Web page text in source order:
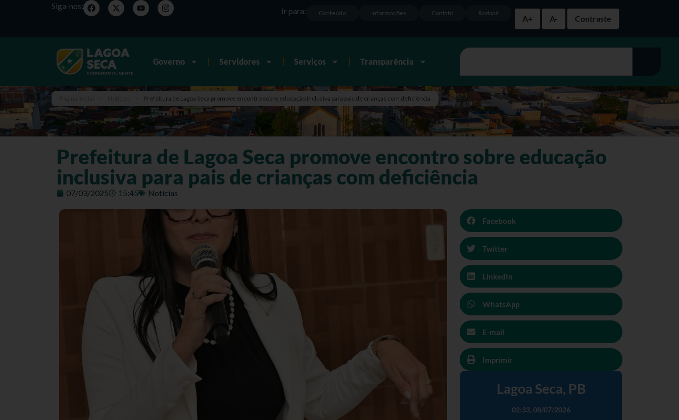
Siga-nos:
A+
A- Contraste
Rodapé
Contato
Informações
Conteúdo
Ir para:
Governo Servidores Serviços Transparência
Prefeitura de Lagoa Seca promove encontro sobre educação inclusiva para pais de crianças com deficiência
Prefeitura de Lagoa Seca promove encontro sobre educação
inclusiva para pais de crianças com deficiência
07/03/2025 15:45 Notícias
Facebook
Twitter
LinkedIn
WhatsApp
E-mail
Imprimir
Lagoa Seca, PB
02:33, 08/07/2026